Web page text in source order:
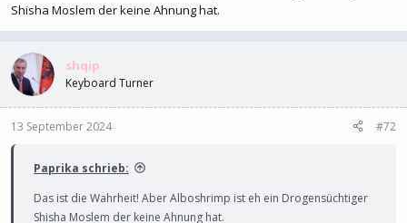
Wenn es noch eines allerletzten beweises bedurfte dass Allah
satan ist und Mohammed der Antichrist hat der Herr Jesus Christus
ihn erbracht aus dem eigenen Mund allahs
Shisha Moslem der keine Ahnung hat.
shqip
Keyboard Turner
13 September 2024 #72
Paprika schrieb:
Das ist die Wahrheit! Aber Alboshrimp ist eh ein Drogensüchtiger
Shisha Moslem der keine Ahnung hat.